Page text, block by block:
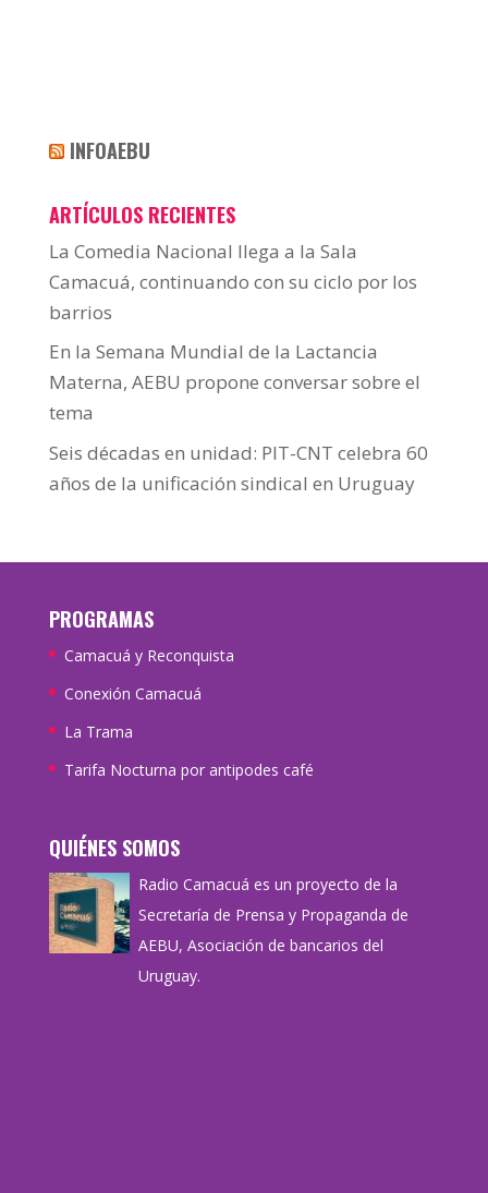
INFOAEBU
ARTÍCULOS RECIENTES
La Comedia Nacional llega a la Sala
Camacuá, continuando con su ciclo por los
barrios
En la Semana Mundial de la Lactancia
Materna, AEBU propone conversar sobre el
tema
Seis décadas en unidad: PIT-CNT celebra 60
años de la unificación sindical en Uruguay
PROGRAMAS
Camacuá y Reconquista
Conexión Camacuá
La Trama
Tarifa Nocturna por antipodes café
QUIÉNES SOMOS
Radio Camacuá es un proyecto de la
Secretaría de Prensa y Propaganda de
AEBU, Asociación de bancarios del
Uruguay.